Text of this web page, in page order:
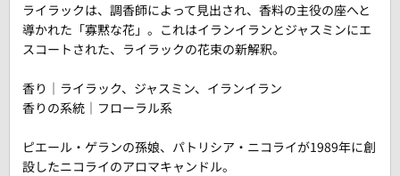
ライラックは、調香師によって見出され、香料の主役の座へと
導かれた「寡黙な花」。これはイランイランとジャスミンにエ
スコートされた、ライラックの花束の新解釈。
香り｜ライラック、ジャスミン、イランイラン
香りの系統｜フローラル系
ピエール・ゲランの孫娘、パトリシア・ニコライが1989年に創
設したニコライのアロマキャンドル。